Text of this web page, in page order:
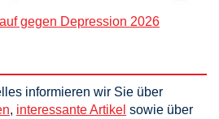
gegen Depression 2026
informieren wir Sie über
, interessante Artikel sowie über